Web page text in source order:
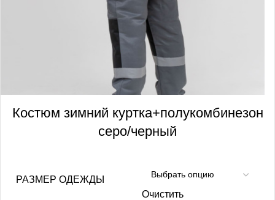
Костюм зимний куртка+полукомбинезон
серо/черный
РАЗМЕР ОДЕЖДЫ
Очистить